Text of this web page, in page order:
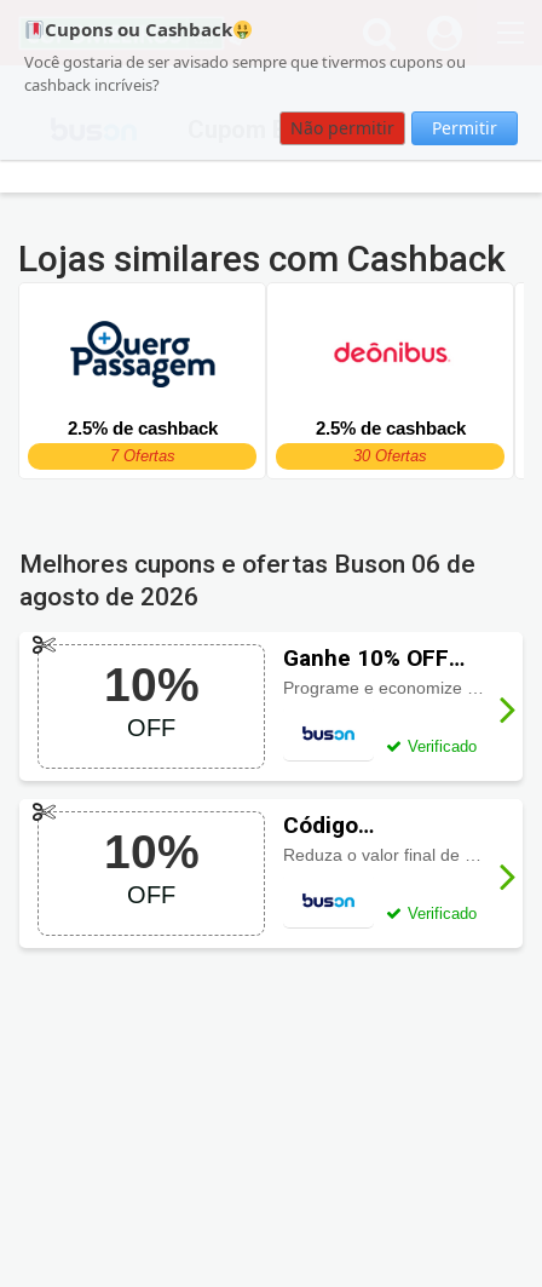
Cupons ou Cashback
Você gostaria de ser avisado sempre que tivermos cupons ou
cashback incríveis?
Não permitir Permitir
Cupom Buson
Lojas similares com Cashback
2.5% de cashback
7 Ofertas
2.5% de cashback
30 Ofertas
Melhores cupons e ofertas Buson 06 de
agosto de 2026
10%
OFF
Ganhe 10% OFF
usando cupom
Programe e economize com 10% de desconto em suas viagens
Verificado
10%
OFF
Código
promocional
OFF
Reduza o valor final de sua compra com 10% de desconto ao usar este código!
Verificado